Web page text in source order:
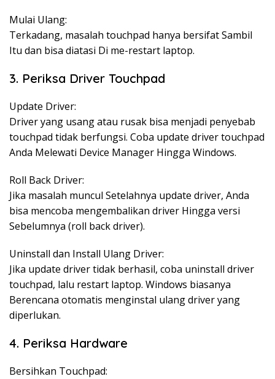
Mulai Ulang:
Terkadang, masalah touchpad hanya bersifat Sambil
Itu dan bisa diatasi Di me-restart laptop.
3. Periksa Driver Touchpad
Update Driver:
Driver yang usang atau rusak bisa menjadi penyebab
touchpad tidak berfungsi. Coba update driver touchpad
Anda Melewati Device Manager Hingga Windows.
Roll Back Driver:
Jika masalah muncul Setelahnya update driver, Anda
bisa mencoba mengembalikan driver Hingga versi
Sebelumnya (roll back driver).
Uninstall dan Install Ulang Driver:
Jika update driver tidak berhasil, coba uninstall driver
touchpad, lalu restart laptop. Windows biasanya
Berencana otomatis menginstal ulang driver yang
diperlukan.
4. Periksa Hardware
Bersihkan Touchpad: